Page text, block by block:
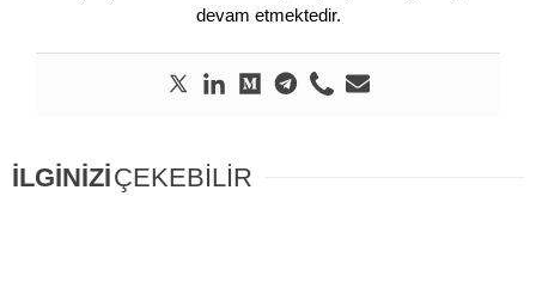
devam etmektedir.
İLGİNİZİÇEKEBİLİR